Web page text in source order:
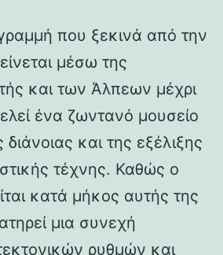
που ξεκινά από την
μέσω της
και των Άλπεων μέχρι
ένα ζωντανό μουσείο
και της εξέλιξης
τέχνης. Καθώς ο
κατά μήκος αυτής της
μια συνεχή
ρυθμών και